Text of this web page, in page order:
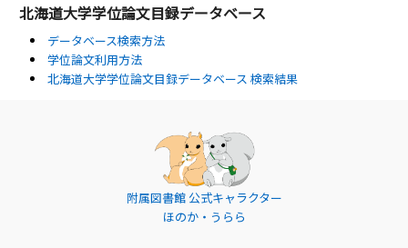
北海道大学学位論文目録データベース
データベース検索方法
学位論文利用方法
北海道大学学位論文目録データベース 検索結果
附属図書館 公式キャラクター
ほのか・うらら